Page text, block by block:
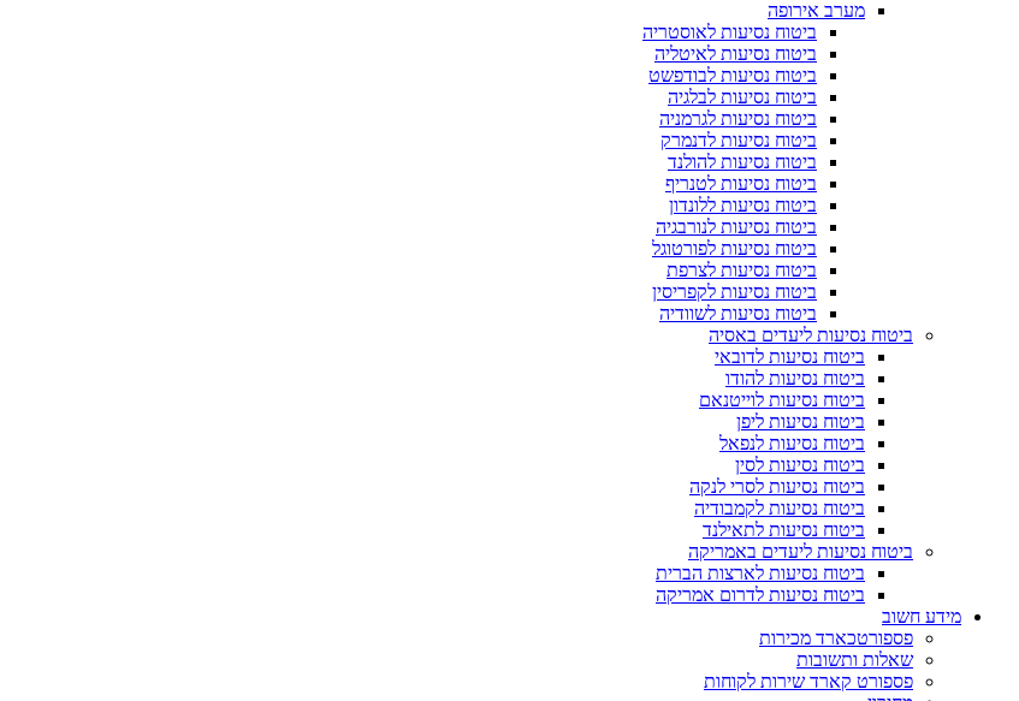
מערב אירופה
ביטוח נסיעות לאוסטריה
ביטוח נסיעות לאיטליה
ביטוח נסיעות לבודפשט
ביטוח נסיעות לבלגיה
ביטוח נסיעות לגרמניה
ביטוח נסיעות לדנמרק
ביטוח נסיעות להולנד
ביטוח נסיעות לטנריף
ביטוח נסיעות ללונדון
ביטוח נסיעות לנורבגיה
ביטוח נסיעות לפורטוגל
ביטוח נסיעות לצרפת
ביטוח נסיעות לקפריסין
ביטוח נסיעות לשוודיה
ביטוח נסיעות ליעדים באסיה
ביטוח נסיעות לדובאי
ביטוח נסיעות להודו
ביטוח נסיעות לוייטנאם
ביטוח נסיעות ליפן
ביטוח נסיעות לנפאל
ביטוח נסיעות לסין
ביטוח נסיעות לסרי לנקה
ביטוח נסיעות לקמבודיה
ביטוח נסיעות לתאילנד
ביטוח נסיעות ליעדים באמריקה
ביטוח נסיעות לארצות הברית
ביטוח נסיעות לדרום אמריקה
מידע חשוב
פספורטכארד מכירות
שאלות ותשובות
פספורט קארד שירות לקוחות